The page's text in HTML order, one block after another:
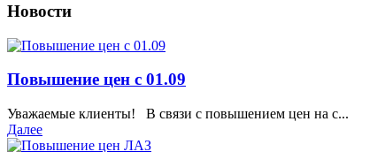
Новости
Повышение цен с 01.09
Уважаемые клиенты! В связи с повышением цен на с...
Далее